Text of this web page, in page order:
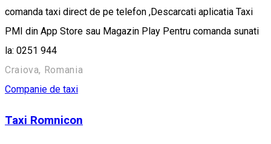
comanda taxi direct de pe telefon ,Descarcati aplicatia Taxi
PMI din App Store sau Magazin Play Pentru comanda sunati
la: 0251 944
Craiova, Romania
Companie de taxi
Taxi Romnicon